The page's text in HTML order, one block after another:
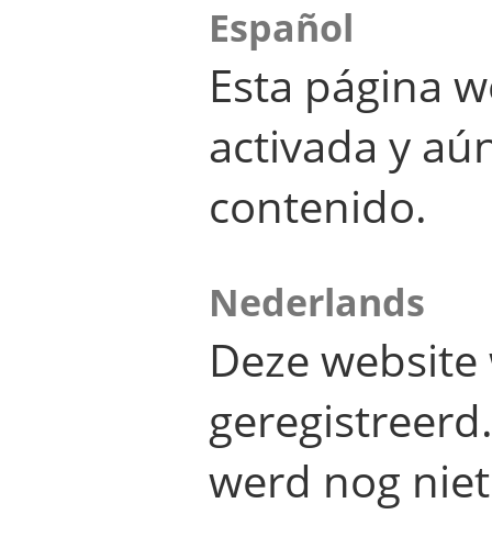
Español
Esta página
activada y
contenido.
Nederlands
Deze
werd nog